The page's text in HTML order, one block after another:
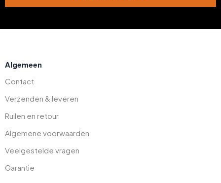
Algemeen
Contact
Verzenden & leveren
Ruilen en retour
Algemene voorwaarden
Veelgestelde vragen
Garantie